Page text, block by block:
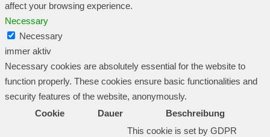
affect your browsing experience.
Necessary
Necessary
immer aktiv
Necessary cookies are absolutely essential for the website to
function properly. These cookies ensure basic functionalities and
security features of the website, anonymously.
Cookie
Dauer Beschreibung
This cookie is set by GDPR